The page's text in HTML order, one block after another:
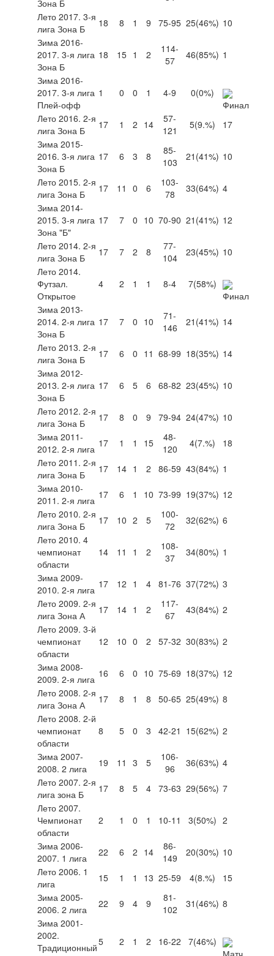
Зона Б
Лето 2017. 3-я
лига Зона Б
18 8 1 9 75-95 25(46%) 10
Зима 2016-
2017. 3-я лига
Зона Б
18 15 1 2
114-
57
46(85%) 1
Зима 2016-
2017. 3-я лига
Плей-офф
1 0 0 1 4-9 0(0%)
Лето 2016. 2-я
лига Зона Б
17 1 2 14
57-
121
5(9.%)
17
Зима 2015-
2016. 3-я лига
Зона Б
17 6 3 8
85-
103
21 (41%) 10
Лето 2015. 2-я
лига Зона Б
17 11 0 6
103-
78
33(64%) 4
Зима 2014-
2015. 3-я лига
Зона "Б"
17 7 0 10 70-90 21 (41%) 12
Лето 2014. 2-я
лига Зона Б
17 7 2 8
77-
104
23(45%) 10
Лето 2014.
Футзал.
Открытое
4 2 1 1 8-4 7(58%)
Зима 2013-
2014. 2-я лига
Зона Б
17 7 0 10
71-
146
21 (41%) 14
Лето 2013. 2-я
лига Зона Б
17 6 0 11 68-99 18(35%) 14
Зима 2012-
2013. 2-я лига
Зона Б
17 6 5 6 68-82 23(45%) 10
Лето 2012. 2-я
лига Зона Б
17 8 0 9 79-94 24(47%) 10
Зима 2011-
2012. 2-я лига 17 1 1 15
48-
120
4(7.%)
18
Лето 2011. 2-я
лига Зона Б
17 14 1 2 86-59 43(84%) 1
Зима 2010-
2011. 2-я лига 17 6 1 10 73-99 19(37%) 12
Лето 2010. 2-я
лига Зона Б
17 10 2 5
100-
72
32(62%) 6
Лето 2010. 4
чемпионат
области
14 11 1 2
108-
37
34(80%) 1
Зима 2009-
2010. 2-я лига 17 12 1 4 81-76 37(72%) 3
Лето 2009. 2-я
лига Зона А
17 14 1 2
117-
67
43(84%) 2
Лето 2009. 3-й
чемпионат
области
12 10 0 2 57-32 30(83%) 2
Зима 2008-
2009. 2-я лига 16 6 0 10 75-69 18(37%) 12
Лето 2008. 2-я
лига Зона А
17 8 1 8 50-65 25(49%) 8
Лето 2008. 2-й
чемпионат
области
8 5 0 3 42-21 15(62%) 2
Зима 2007-
2008. 2 лига
19 11 3 5
106-
96
36(63%) 4
Лето 2007. 2-я
лига зона Б
17 8 5 4 73-63 29(56%) 7
Лето 2007.
Чемпионат
области
2 1 0 1 10-11 3(50%) 2
Зима 2006-
2007. 1 лига
22 6 2 14
86-
149
20(30%) 10
Лето 2006. 1
лига
15 1 1 13 25-59 4(8.%)
15
Зима 2005-
2006. 2 лига
22 9 4 9
81-
102
31 (46%) 8
Зима 2001-
2002.
Традиционный5 2 1 2 16-22 7(46%)